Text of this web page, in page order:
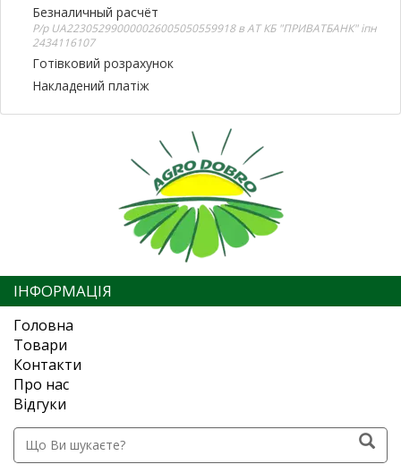
Безналичный расчёт
Р/р UA223052990000026005050559918 в АТ КБ "ПРИВАТБАНК" іпн
2434116107
Готівковий розрахунок
Накладений платіж
ІНФОРМАЦІЯ
Головна
Товари
Контакти
Про нас
Відгуки